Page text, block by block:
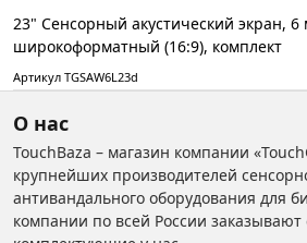
23" Сенсорный акустический экран, 6
широкоформатный (16:9), комплект
Артикул TGSAW6L23d
О нас
TouchBaza – магазин компании
крупнейших производителей
антивандального оборудования для
компании по всей России заказывают